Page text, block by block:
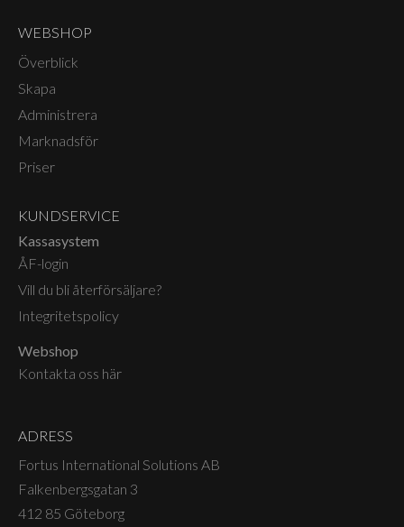
WEBSHOP
Överblick
Skapa
Administrera
Marknadsför
Priser
KUNDSERVICE
Kassasystem
ÅF-login
Vill du bli återförsäljare?
Integritetspolicy
Webshop
Kontakta oss här
ADRESS
Fortus International Solutions AB
Falkenbergsgatan 3
412 85 Göteborg